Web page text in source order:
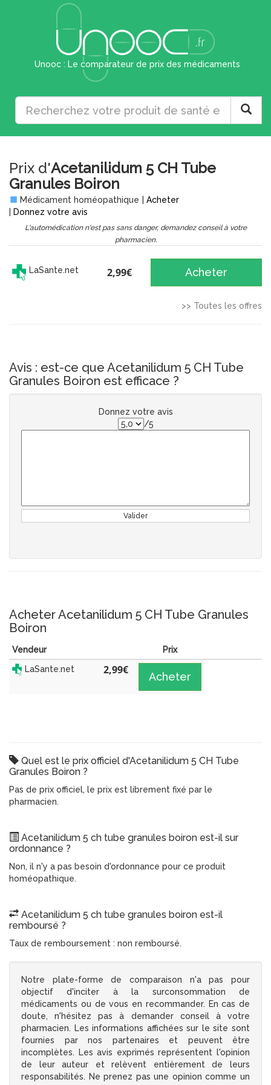
Unooc : Le comparateur de prix des médicaments
Prix d'Acetanilidum 5 CH Tube
Granules Boiron
Médicament homéopathique
Acheter
Donnez votre avis
L'automédication n'est pas sans danger, demandez conseil à votre
pharmacien.
LaSante.net 2,99€ Acheter
>> Toutes les offres
Avis : est-ce que Acetanilidum 5 CH Tube
Granules Boiron est efficace ?
Donnez votre avis
/5
Valider
Acheter Acetanilidum 5 CH Tube Granules
Boiron
Vendeur
Prix
LaSante.net
2,99€
Acheter
Quel est le prix officiel d'Acetanilidum 5 CH Tube
Granules Boiron ?
Pas de prix officiel, le prix est librement fixé par le
pharmacien.
Acetanilidum 5 ch tube granules boiron est-il sur
ordonnance ?
Non, il n'y a pas besoin d'ordonnance pour ce produit
homéopathique.
Acetanilidum 5 ch tube granules boiron est-il
remboursé ?
Taux de remboursement : non remboursé.
Notre plate-forme de comparaison n'a pas pour
objectif d'inciter à la surconsommation de
médicaments ou de vous en recommander. En cas de
doute, n'hésitez pas à demander conseil à votre
pharmacien. Les informations affichées sur le site sont
fournies par nos partenaires et peuvent être
incomplètes. Les avis exprimés représentent l'opinion
de leur auteur et relèvent entièrement de leurs
responsabilités. Ne prenez pas une opinion comme un